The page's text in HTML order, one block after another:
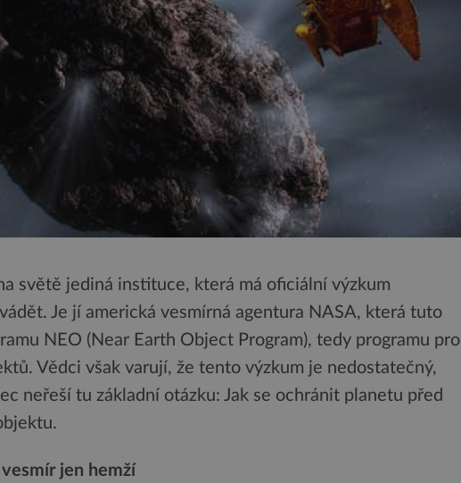
světě jediná instituce, která má oficiální výzkum
Je jí americká vesmírná agentura NASA, která tuto
NEO (Near Earth Object Program), tedy programu pro
Vědci však varují, že tento výzkum je nedostatečný,
neřeší tu základní otázku: Jak se ochránit planetu před
jen hemží